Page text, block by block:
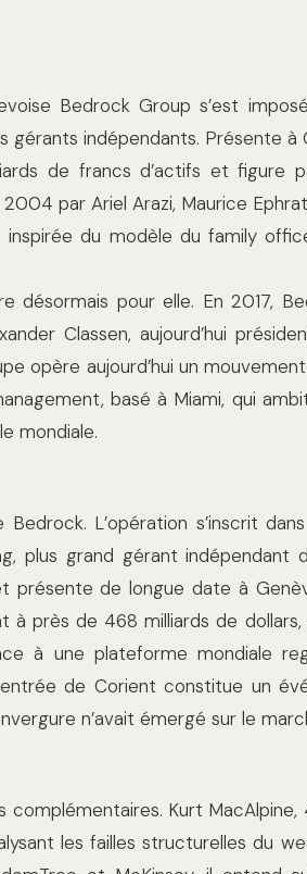
Bedrock Group s’est
gérants indépendants. Présente à
de francs d’actifs et figure
par Ariel Arazi, Maurice
du modèle du family
désormais pour elle. En 2017,
Classen, aujourd’hui
opère aujourd’hui un
basé à Miami, qui
mondiale.
L’opération s’inscrit
plus grand gérant indépendant
présente de longue date à
près de 468 milliards de dollars,
à une plateforme mondiale
de Corient constitue un
n’avait émergé sur le
complémentaires. Kurt
les failles structurelles du